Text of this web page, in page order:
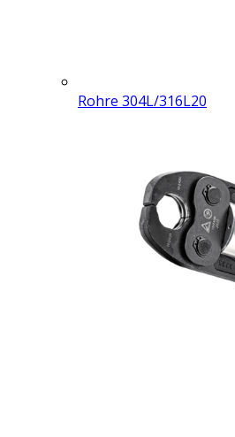
Rohre 304L/316L20